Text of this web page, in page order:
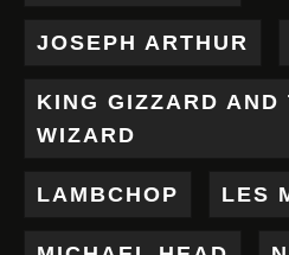
JOSEPH ARTHUR
KING GIZZARD AND
WIZARD
LAMBCHOP LES